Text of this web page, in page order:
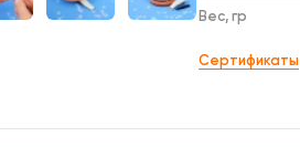
Вес, гр
Сертификаты